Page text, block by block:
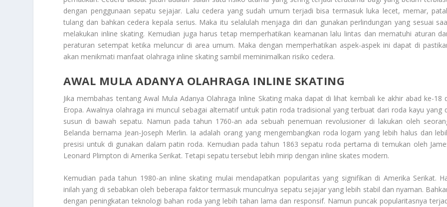
dengan penggunaan sepatu sejajar. Lalu cedera yang sudah umum terjadi bisa termasuk luka lecet, memar,
tulang dan bahkan cedera kepala serius. Maka itu selalulah menjaga diri dan gunakan perlindungan yang sesuai
melakukan inline skating. Kemudian juga harus tetap memperhatikan keamanan lalu lintas dan mematuhi aturan
peraturan setempat ketika meluncur di area umum. Maka dengan memperhatikan aspek-aspek ini dapat di
akan menikmati manfaat olahraga inline skating sambil meminimalkan risiko cedera.
AWAL MULA ADANYA OLAHRAGA INLINE SKATING
Jika membahas tentang Awal Mula Adanya Olahraga Inline Skatingmaka dapat di lihat kembali ke akhir abad ke-18
Eropa. Awalnya olahraga ini muncul sebagai alternatif untuk patin roda tradisional yang terbuat dari roda kayu yang
susun di bawah sepatu. Namun pada tahun 1760-an ada sebuah penemuan revolusioner di lakukan oleh
Belanda bernama Jean-Joseph Merlin. Ia adalah orang yang mengembangkan roda logam yang lebih halus dan
presisi untuk di gunakan dalam patin roda. Kemudian pada tahun 1863 sepatu roda pertama di temukan oleh
Leonard Plimpton di Amerika Serikat. Tetapi sepatu tersebut lebih mirip dengan inline skates modern.
Kemudian pada tahun 1980-an inline skating mulai mendapatkan popularitas yang signifikan di Amerika Serikat.
inilah yang di sebabkan oleh beberapa faktor termasuk munculnya sepatu sejajar yang lebih stabil dan nyaman.
dengan peningkatan teknologi bahan roda yang lebih tahan lama dan responsif. Namun puncak popularitasnya